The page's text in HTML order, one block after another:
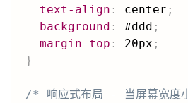
text-align : center ;
background : #ddd ;
margin-top : 20px ;
}
/* 响应式布局 - 当屏幕宽度